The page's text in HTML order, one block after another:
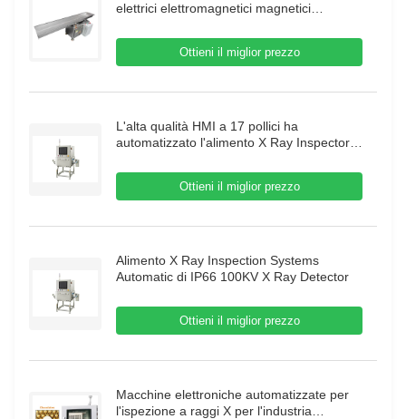
elettrici elettromagnetici magnetici
alimentatori reciproci
Ottieni il miglior prezzo
L'alta qualità HMI a 17 pollici ha
automatizzato l'alimento X Ray Inspector
Ottieni il miglior prezzo
Alimento X Ray Inspection Systems
Automatic di IP66 100KV X Ray Detector
Ottieni il miglior prezzo
Macchine elettroniche automatizzate per
l'ispezione a raggi X per l'industria